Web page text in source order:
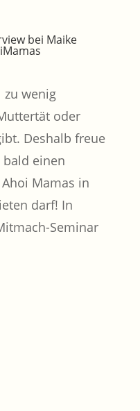
bei Maike
wenig
oder
Deshalb freue
einen
Mamas in
darf! In
Seminar